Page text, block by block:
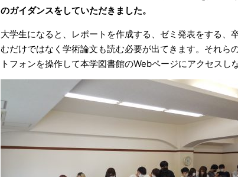
のガイダンスをしていただきました。
大学生になると、レポートを作成する、ゼミ発表をする、
むだけではなく学術論文も読む必要が出てきます。それら
トフォンを操作して本学図書館のWebページにアクセスし